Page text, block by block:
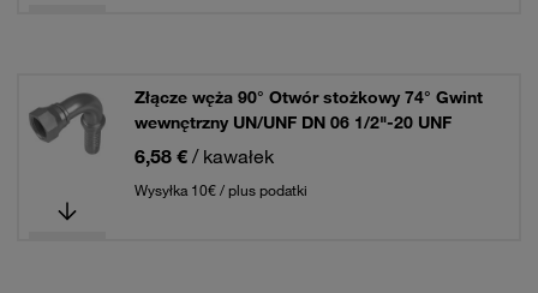
Złącze węża 90° Otwór stożkowy 74° Gwint
wewnętrzny UN/UNF DN 06 1/2"-20 UNF
6,58 € / kawałek
Wysyłka 10€ / plus podatki